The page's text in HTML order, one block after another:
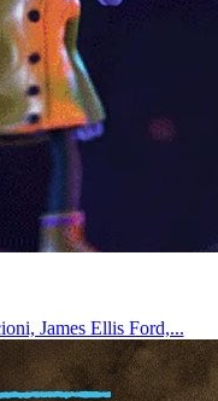
James Ellis Ford,...